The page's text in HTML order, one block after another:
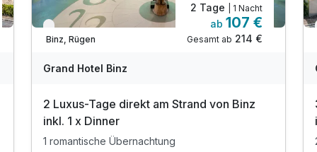
Verfügbar bis Dezember
Binz, Rügen
2 Tage | 1 Nacht
ab 107 €
Gesamt ab 214 €
Grand Hotel Binz
2 Luxus-Tage direkt am Strand von Binz
inkl. 1 x Dinner
1 romantische Übernachtung